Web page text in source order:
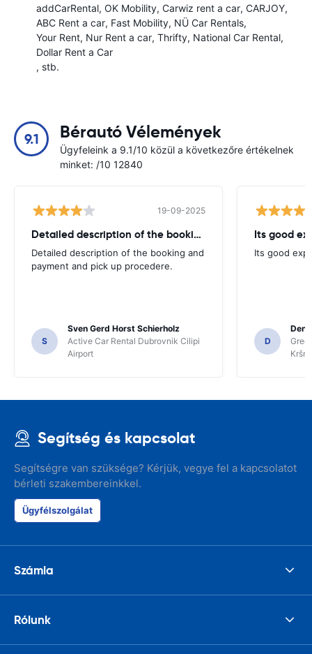
addCarRental OK Mobility Carwiz rent a car CARJOY
ABC Rent a car Fast Mobility NÜ Car Rentals
Your Rent Nur Rent a car Thrifty National Car Rental
Dollar Rent a Car
, stb.
9.1 Bérautó Vélemények
Ügyfeleink a 9.1/10 közül a következőre értékelnek
minket: /10 12840
19-09-2025
Detailed description of the booking
Detailed description of the booking and
payment and pick up procedere.
S
Sven Gerd Horst Schierholz
Active Car Rental Dubrovnik Cilipi
Airport
Its good
Its good
D
Segítség és kapcsolat
Segítségre van szüksége? Kérjük, vegye fel a kapcsolatot
bérleti szakembereinkkel.
Ügyfélszolgálat
Számla
Rólunk